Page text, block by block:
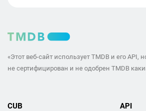
«Этот веб-сайт использует TMDB и его API,
не сертифицирован и не одобрен TMDB
CUB API